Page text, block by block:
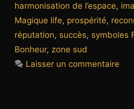
harmonisation de l’espace,
Magique life, prospérité,
réputation, succès, symboles
Bonheur, zone sud
Laisser un commentaire